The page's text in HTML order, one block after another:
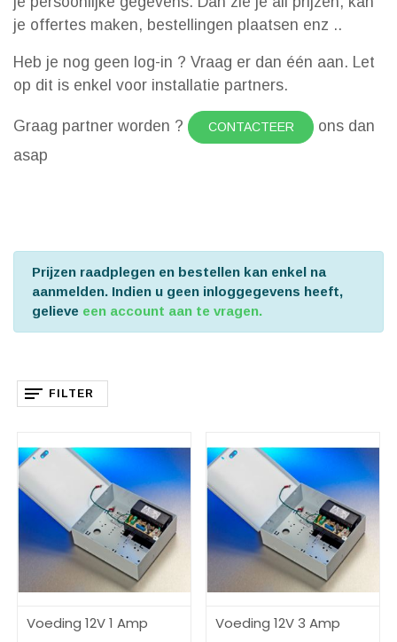
je offertes maken, bestellingen plaatsen enz ..
Heb je nog geen log-in ? Vraag er dan één aan. Let
op dit is enkel voor installatie partners.
Graag partner worden ? CONTACTEER
ons dan
asap
Prijzen raadplegen en bestellen kan enkel na
aanmelden. Indien u geen inloggegevens heeft,
gelieve een account aan te vragen.
FILTER
Voeding 12V 1 Amp Voeding 12V 3 Amp